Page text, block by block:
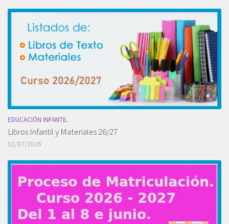
EDUCACIÓN INFANTIL
Libros Infantil y Materiales 26/27
02/07/2026